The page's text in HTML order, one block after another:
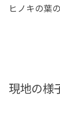
ヒノキの葉
現地の様